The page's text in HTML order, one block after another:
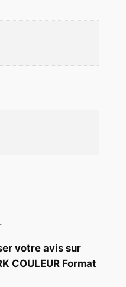
votre avis sur
COULEUR Format